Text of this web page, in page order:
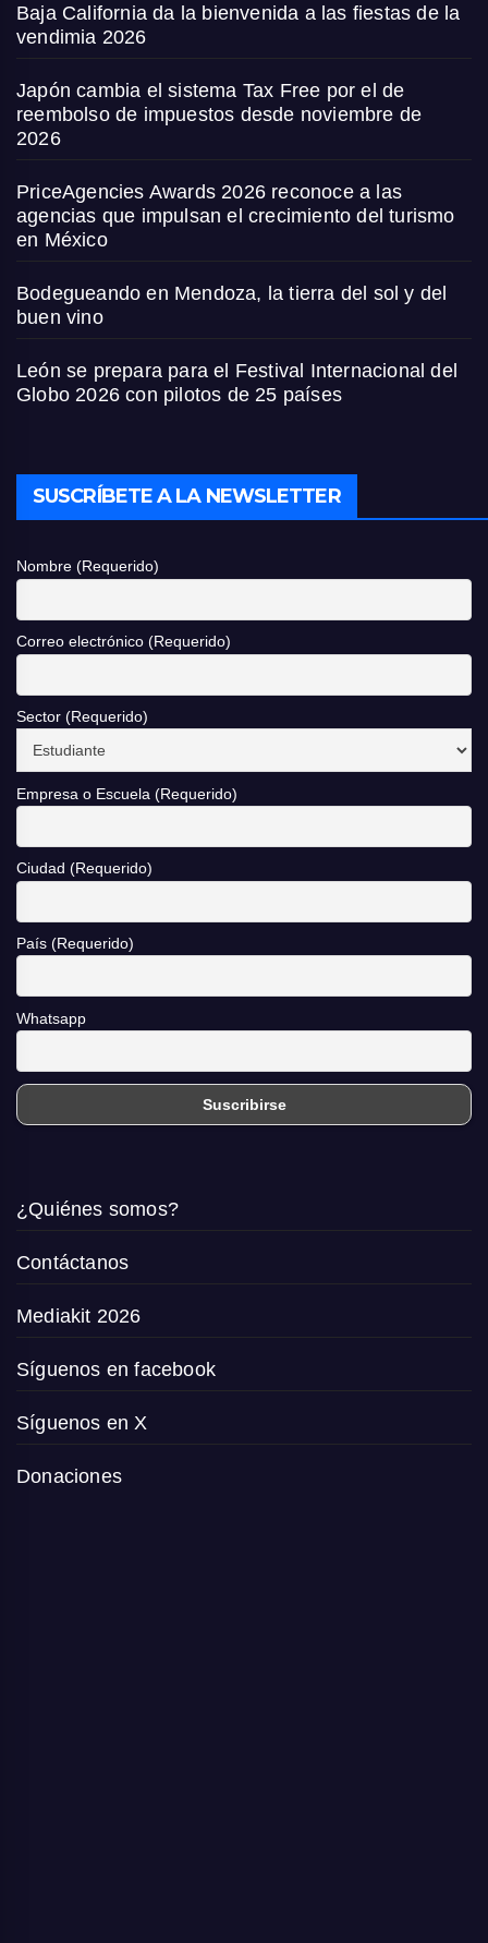
Baja California da la bienvenida a las fiestas de la
vendimia 2026
Japón cambia el sistema Tax Free por el de
reembolso de impuestos desde noviembre de
2026
PriceAgencies Awards 2026 reconoce a las
agencias que impulsan el crecimiento del turismo
en México
Bodegueando en Mendoza, la tierra del sol y del
buen vino
León se prepara para el Festival Internacional del
Globo 2026 con pilotos de 25 países
SUSCRÍBETE A LA NEWSLETTER
Nombre (Requerido)
Correo electrónico (Requerido)
Sector (Requerido)
Empresa o Escuela (Requerido)
Ciudad (Requerido)
País (Requerido)
Whatsapp
¿Quiénes somos?
Contáctanos
Mediakit 2026
Síguenos en facebook
Síguenos en X
Donaciones